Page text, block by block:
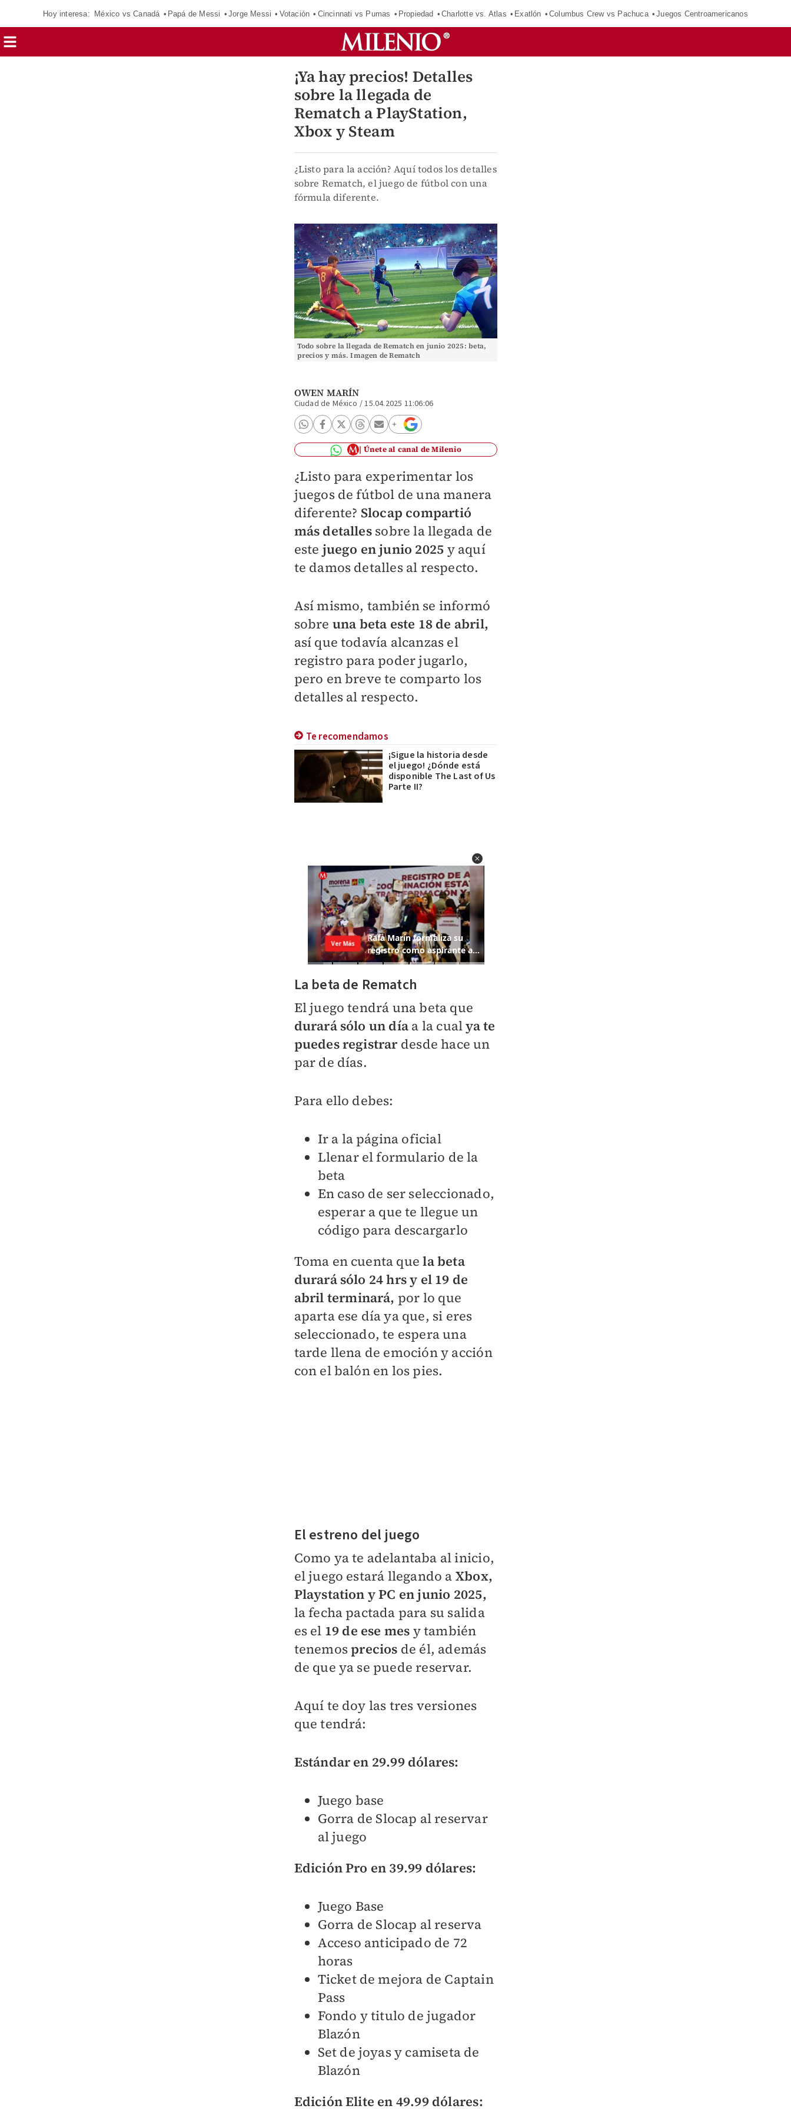
Hoy interesa: México vs Canadá Papá de Messi Jorge Messi Votación Cincinnati vs Pumas Propiedad Charlotte vs. Atlas Exatlón Columbus Crew vs Pachuca Juegos Centroamericanos
¡Ya hay precios! Detalles
sobre la llegada de
Rematch a PlayStation,
Xbox y Steam
¿Listo para la acción? Aquí todos los detalles
sobre Rematch, el juego de fútbol con una
fórmula diferente.
Todo sobre la llegada de Rematch en junio 2025: beta,
precios y más. Imagen de Rematch
OWEN MARÍN
Ciudad de México /15.04.2025 11:06:06
Únete al canal de Milenio
¿Listo para experimentar los
juegos de fútbol de una manera
diferente? Slocap compartió
más detallessobre la llegada de
este juego en junio 2025 y aquí
te damos detalles al respecto.
Así mismo, también se informó
sobre una beta este 18 de abril,
así que todavía alcanzas el
registro para poder jugarlo,
pero en breve te comparto los
detalles al respecto.
Te recomendamos
¡Sigue la historia desde
el juego! ¿Dónde está
disponible The Last of Us
Parte II?
La beta de Rematch
El juego tendrá una beta que
durará sólo un día a la cualya te
puedes registrardesde hace un
par de días.
Para ello debes:
Ir a la página oficial
Llenar el formulario de la
beta
En caso de ser seleccionado,
esperar a que te llegue un
código para descargarlo
Toma en cuenta quela beta
durará sólo 24 hrs y el 19 de
abril terminará, por lo que
aparta ese día ya que, si eres
seleccionado, te espera una
tarde llena de emoción y acción
con el balón en los pies.
El estreno del juego
Como ya te adelantaba al inicio,
el juego estará llegando a Xbox,
Playstation y PC en junio 2025,
la fecha pactada para su salida
es el 19 de ese mes y también
tenemosprecios de él, además
de que ya se puede reservar.
Aquí te doy las tres versiones
que tendrá:
Estándar en 29.99 dólares:
Juego base
Gorra de Slocap al reservar
al juego
Edición Pro en 39.99 dólares:
Juego Base
Gorra de Slocap al reserva
Acceso anticipado de 72
horas
Ticket de mejora de Captain
Pass
Fondo y titulo de jugador
Blazón
Set de joyas y camiseta de
Blazón
Edición Elite en 49.99 dólares: